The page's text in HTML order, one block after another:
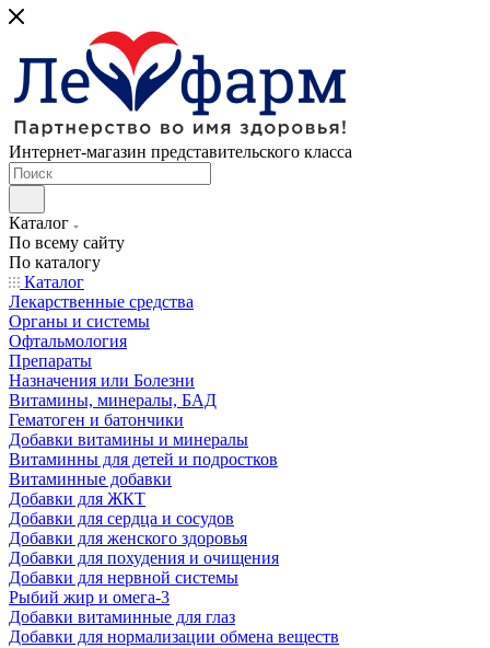
Интернет-магазин представительского класса
Каталог
По всему сайту
По каталогу
Каталог
Лекарственные средства
Органы и системы
Офтальмология
Препараты
Назначения или Болезни
Витамины, минералы, БАД
Гематоген и батончики
Добавки витамины и минералы
Витаминны для детей и подростков
Витаминные добавки
Добавки для ЖКТ
Добавки для сердца и сосудов
Добавки для женского здоровья
Добавки для похудения и очищения
Добавки для нервной системы
Рыбий жир и омега-3
Добавки витаминные для глаз
Добавки для нормализации обмена веществ